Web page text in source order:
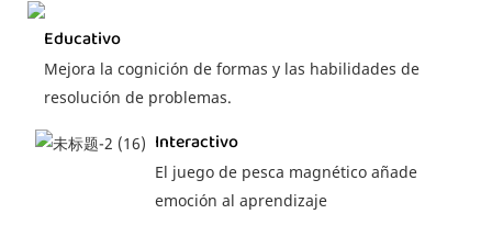
Educativo
Mejora la cognición de formas y las habilidades de
resolución de problemas.
Interactivo
El juego de pesca magnético añade
emoción al aprendizaje